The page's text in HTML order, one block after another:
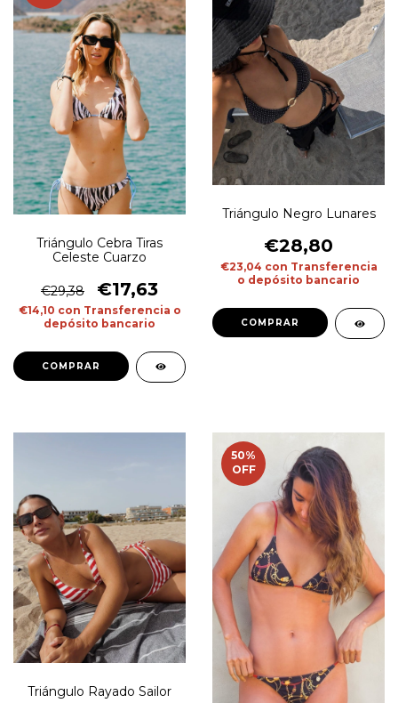
Triángulo Cebra Tiras
Celeste Cuarzo
€29,38 €17,63
€14,10 con Transferencia o
depósito bancario
COMPRAR
Triángulo Negro Lunares
€28,80
€23,04 con Transferencia
o depósito bancario
COMPRAR
Triángulo Rayado Sailor
50%
OFF